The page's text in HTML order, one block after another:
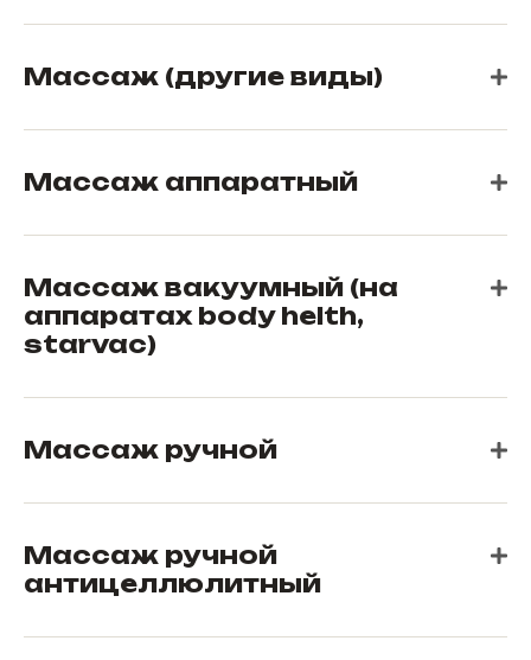
Массаж (другие виды)
Массаж аппаратный
Массаж вакуумный (на
аппаратах body helth,
starvac)
Массаж ручной
Массаж ручной
антицеллюлитный